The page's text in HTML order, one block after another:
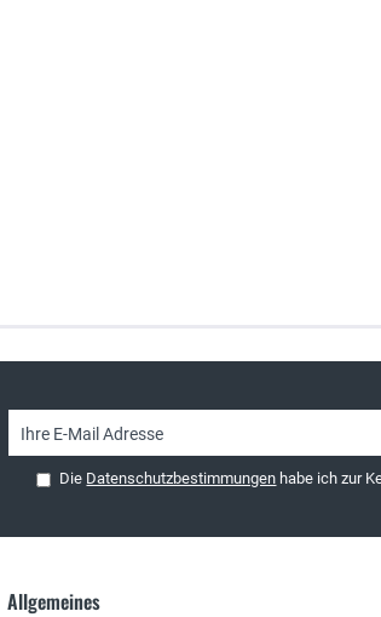
Die Datenschutzbestimmungen habe ich zur
Allgemeines